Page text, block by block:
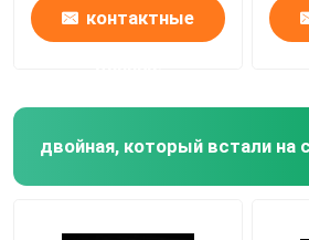
контактные